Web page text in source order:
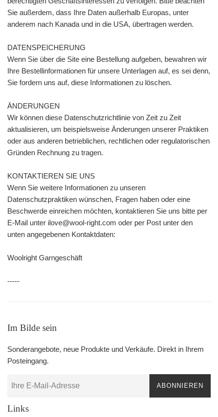
Sie außerdem, dass Ihre Daten außerhalb Europas, unter
anderem nach Kanada und in die USA, übertragen werden.
DATENSPEICHERUNG
Wenn Sie über die Site eine Bestellung aufgeben, bewahren wir
Ihre Bestellinformationen für unsere Unterlagen auf, es sei denn,
Sie fordern uns auf, diese Informationen zu löschen.
ÄNDERUNGEN
Wir können diese Datenschutzrichtlinie von Zeit zu Zeit
aktualisieren, um beispielsweise Änderungen unserer Praktiken
oder aus anderen betrieblichen, rechtlichen oder regulatorischen
Gründen Rechnung zu tragen.
KONTAKTIEREN SIE UNS
Wenn Sie weitere Informationen zu unseren
Datenschutzpraktiken wünschen, Fragen haben oder eine
Beschwerde einreichen möchten, kontaktieren Sie uns bitte per
E-Mail unter ilove@wool-right.com oder per Post unter den
unten angegebenen Kontaktdaten:
Woolright Garngeschäft
-----
Im Bilde sein
Sonderangebote, neue Produkte und Verkäufe. Direkt in Ihrem
Posteingang.
ABONNIEREN
Links